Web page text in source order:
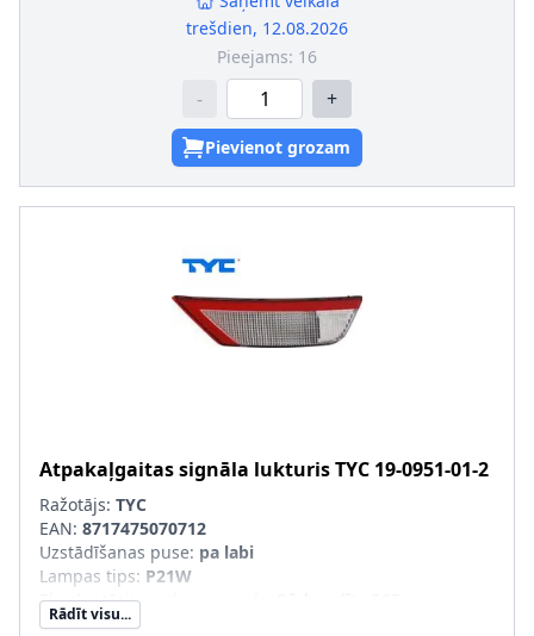
trešdien, 12.08.2026
Pieejams: 16
- +
Pievienot grozam
Atpakaļgaitas signāla lukturisTYC 19-0951-01-2
Ražotājs: TYC
EAN: 8717475070712
Uzstādīšanas puse: pa labi
Lampas tips: P21W
Ekspluatācijas atļaujas veids
Papildus artikuls/Papildus informācija
Rādīt visu...